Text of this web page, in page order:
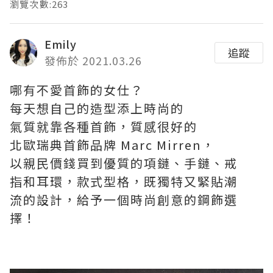
瀏覽次數:263
Emily
發佈於 2021.03.26
追蹤
哪有不愛首飾的女仕？
每天想自己的造型添上時尚的
氣質就靠各種首飾，質感很好的
北歐瑞典首飾品牌 Marc Mirren，
以親民價錢買到優質的項鏈、手鏈、戒
指和耳環，款式型格，既獨特又緊貼潮
流的設計，給予一個時尚創意的鋼飾選
擇！